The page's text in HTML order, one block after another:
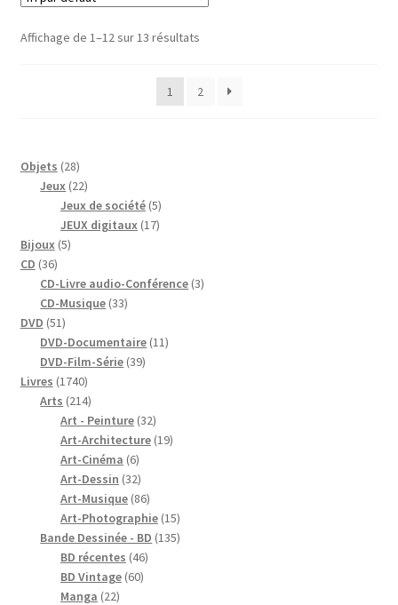
Affichage de 1–12 sur 13 résultats
1 2
Objets 2828
produits
Jeux 2222
produits
Jeux de société 55
produits
JEUX digitaux 1717
Bijoux 55
CD 3636
produits
CD-Livre audio-Conférence 33
CD-Musique 3333
DVD 5151
produits
DVD-Documentaire 1111
DVD-Film-Série 3939
Livres 17401740
produits
Arts 214214
produits
Art - Peinture 3232
produits
Art-Architecture 1919
Art-Cinéma 66
produits
Art-Dessin 3232
produits
Art-Musique 8686
produits
Art-Photographie 1515
produits
Bande Dessinée - BD 135135
BD récentes 4646
BD Vintage 6060
Manga 2222